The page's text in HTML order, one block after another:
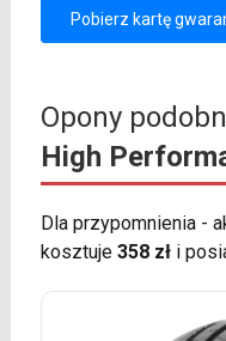
Pobierz kartę
Opony
High
Dla przypomnienia -
kosztuje 358 złi